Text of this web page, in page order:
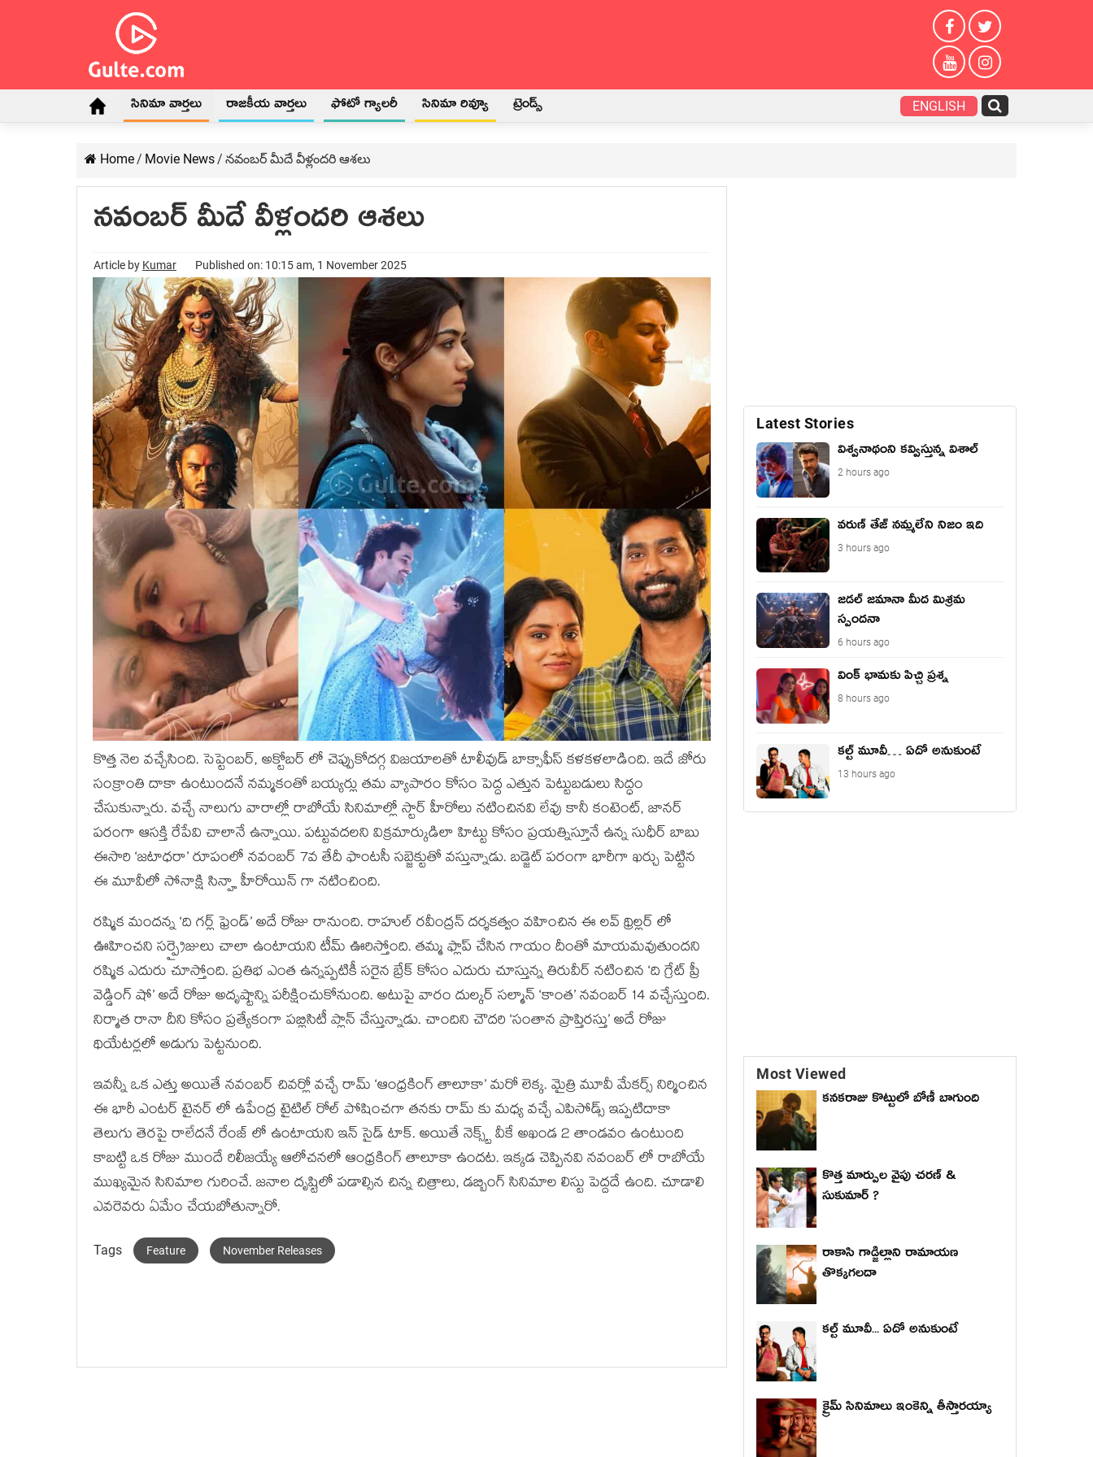
సినిమా వార్తలు రాజకీయ వార్తలు ఫోటో గ్యాలరీ సినిమా రివ్యూ ట్రెండ్స్ ENGLISH
Home/ Movie News/ నవంబర్ మీదే వీళ్లందరి ఆశలు
నవంబర్ మీదే వీళ్లందరి ఆశలు
Article by Kumar Published on: 10:15 am, 1 November 2025
కొత్త నెల వచ్చేసింది. సెప్టెంబర్, అక్టోబర్ లో చెప్పుకోదగ్గ విజయాలతో టాలీవుడ్ బాక్సాఫీస్ కళకళలాడింది. ఇదే జోరు
సంక్రాంతి దాకా ఉంటుందనే నమ్మకంతో బయ్యర్లు తమ వ్యాపారం కోసం పెద్ద ఎత్తున పెట్టుబడులు సిద్ధం
చేసుకున్నారు. వచ్చే నాలుగు వారాల్లో రాబోయే సినిమాల్లో స్టార్ హీరోలు నటించినవి లేవు కానీ కంటెంట్, జానర్
పరంగా ఆసక్తి రేపేవి చాలానే ఉన్నాయి. పట్టువదలని విక్రమార్కుడిలా హిట్టు కోసం ప్రయత్నిస్తూనే ఉన్న సుధీర్ బాబు
ఈసారి ‘జటాధరా’ రూపంలో నవంబర్ 7వ తేదీ ఫాంటసీ సబ్జెక్టుతో వస్తున్నాడు. బడ్జెట్ పరంగా భారీగా ఖర్చు పెట్టిన
ఈ మూవీలో సోనాక్షి సిన్హా హీరోయిన్ గా నటించింది.
రష్మిక మందన్న ‘ది గర్ల్ ఫ్రెండ్’ అదే రోజు రానుంది. రాహుల్ రవీంద్రన్ దర్శకత్వం వహించిన ఈ లవ్ థ్రిల్లర్ లో
ఊహించని సర్ప్రైజులు చాలా ఉంటాయని టీమ్ ఊరిస్తోంది. తమ్మ ఫ్లాప్ చేసిన గాయం దీంతో మాయమవుతుందని
రష్మిక ఎదురు చూస్తోంది. ప్రతిభ ఎంత ఉన్నప్పటికీ సరైన బ్రేక్ కోసం ఎదురు చూస్తున్న తిరువీర్ నటించిన ‘ది గ్రేట్ ప్రీ
వెడ్డింగ్ షో’ అదే రోజు అదృష్టాన్ని పరీక్షించుకోనుంది. అటుపై వారం దుల్కర్ సల్మాన్ ‘కాంత’ నవంబర్ 14 వచ్చేస్తుంది.
నిర్మాత రానా దీని కోసం ప్రత్యేకంగా పబ్లిసిటీ ప్లాన్ చేస్తున్నాడు. చాందిని చౌదరి ‘సంతాన ప్రాప్తిరస్తు’ అదే రోజు
థియేటర్లలో అడుగు పెట్టనుంది.
ఇవన్నీ ఒక ఎత్తు అయితే నవంబర్ చివర్లో వచ్చే రామ్ ‘ఆంధ్రకింగ్ తాలూకా’ మరో లెక్క. మైత్రి మూవీ మేకర్స్ నిర్మించిన
ఈ భారీ ఎంటర్ టైనర్ లో ఉపేంద్ర టైటిల్ రోల్ పోషించగా తనకు రామ్ కు మధ్య వచ్చే ఎపిసోడ్స్ ఇప్పటిదాకా
తెలుగు తెరపై రాలేదనే రేంజ్ లో ఉంటాయని ఇన్ సైడ్ టాక్. అయితే నెక్స్ట్ వీకే అఖండ 2 తాండవం ఉంటుంది
కాబట్టి ఒక రోజు ముందే రిలీజయ్యే ఆలోచనలో ఆంధ్రకింగ్ తాలూకా ఉందట. ఇక్కడ చెప్పినవి నవంబర్ లో రాబోయే
ముఖ్యమైన సినిమాల గురించే. జనాల దృష్టిలో పడాల్సిన చిన్న చిత్రాలు, డబ్బింగ్ సినిమాల లిస్టు పెద్దదే ఉంది. చూడాలి
ఎవరెవరు ఏమేం చేయబోతున్నారో.
Tags Feature November Releases
Latest Stories
విశ్వనాథంని కవ్విస్తున్న విశాల్
2 hours ago
వరుణ్ తేజ్ నమ్మలేని నిజం ఇది
3 hours ago
జడల్ జమానా మీద మిశ్రమ
స్పందనా
6 hours ago
వింక్ భామకు పిచ్చి ప్రశ్న
8 hours ago
కల్ట్ మూవీ… ఏదో అనుకుంటే
13 hours ago
Most Viewed
కనకరాజు కొట్టులో బోణీ బాగుంది
కొత్త మార్పుల వైపు చరణ్ &
సుకుమార్ ?
రాకాసి గాడ్జిల్లాని రామాయణ
తొక్కగలదా
కల్ట్ మూవీ... ఏదో అనుకుంటే
క్రైమ్ సినిమాలు ఇంకెన్ని తీస్తారయ్యా